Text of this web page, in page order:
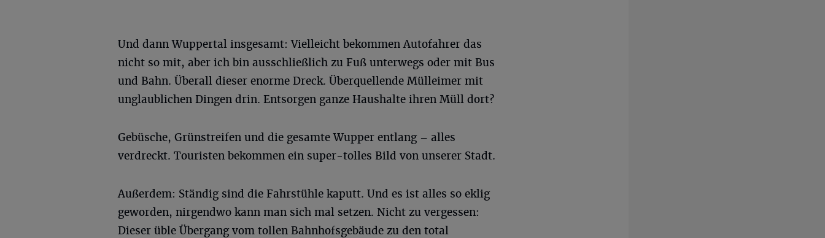
Und dann Wuppertal insgesamt: Vielleicht bekommen Autofahrer das
nicht so mit, aber ich bin ausschließlich zu Fuß unterwegs oder mit Bus
und Bahn. Überall dieser enorme Dreck. Überquellende Mülleimer mit
unglaublichen Dingen drin. Entsorgen ganze Haushalte ihren Müll dort?
Gebüsche, Grünstreifen und die gesamte Wupper entlang – alles
verdreckt. Touristen bekommen ein super-tolles Bild von unserer Stadt.
Außerdem: Ständig sind die Fahrstühle kaputt. Und es ist alles so eklig
geworden, nirgendwo kann man sich mal setzen. Nicht zu vergessen:
Dieser üble Übergang vom tollen Bahnhofsgebäude zu den total